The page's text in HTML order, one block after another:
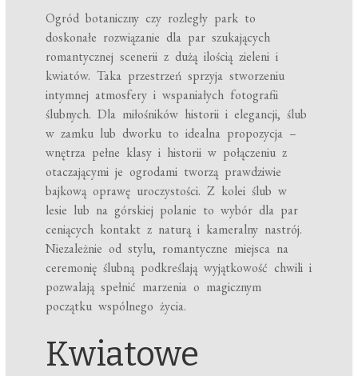
Ogród botaniczny czy rozległy park to
doskonałe rozwiązanie dla par szukających
romantycznej scenerii z dużą ilością zieleni i
kwiatów. Taka przestrzeń sprzyja stworzeniu
intymnej atmosfery i wspaniałych fotografii
ślubnych. Dla miłośników historii i elegancji, ślub
w zamku lub dworku to idealna propozycja –
wnętrza pełne klasy i historii w połączeniu z
otaczającymi je ogrodami tworzą prawdziwie
bajkową oprawę uroczystości. Z kolei ślub w
lesie lub na górskiej polanie to wybór dla par
ceniących kontakt z naturą i kameralny nastrój.
Niezależnie od stylu, romantyczne miejsca na
ceremonię ślubną podkreślają wyjątkowość chwili i
pozwalają spełnić marzenia o magicznym
początku wspólnego życia.
Kwiatowe